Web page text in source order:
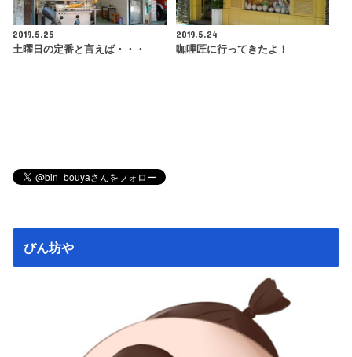
2019.5.25
土曜日の定番と言えば・・・
2019.5.24
咖哩匠に行ってきたよ！
びん坊や